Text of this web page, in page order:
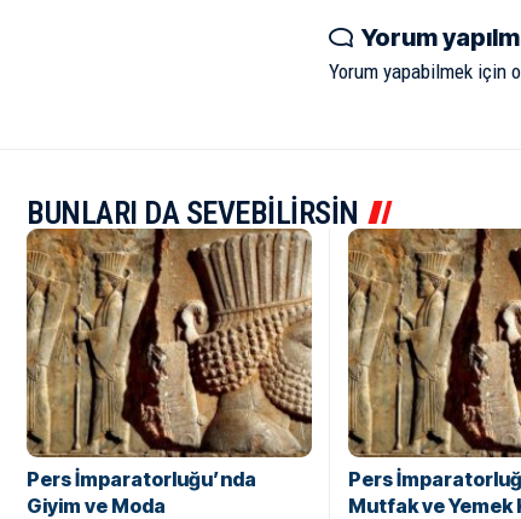
Yorum
Yorum yapabilmek için
BUNLARI DA SEVEBİLİRSİN
Pers İmparatorluğu’nda
Giyim ve Moda
Pers
Mutfak ve Yemek